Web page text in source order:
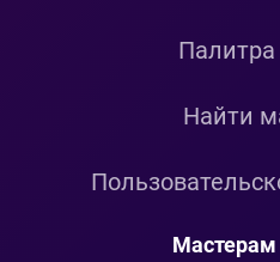
Палитра
Найти
Мастерам